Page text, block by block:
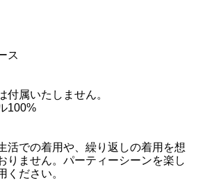
ス
属いたしません。
100%
活での着用や、繰り返しの着用を想
りません。パーティーシーンを楽し
ください。